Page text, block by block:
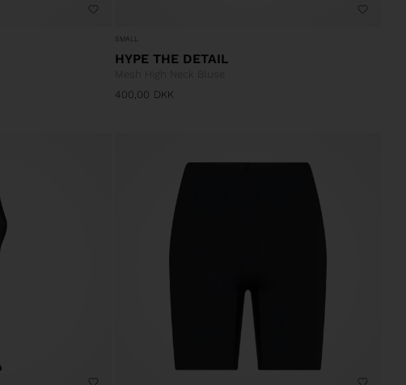
SMALL
HYPE THE DETAIL
Mesh High Neck Bluse
400,00 DKK